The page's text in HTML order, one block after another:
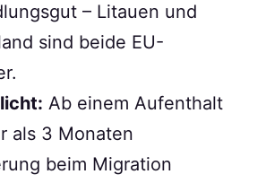
– Litauen und
sind beide EU-
Ab einem Aufenthalt
als 3 Monaten
beim Migration